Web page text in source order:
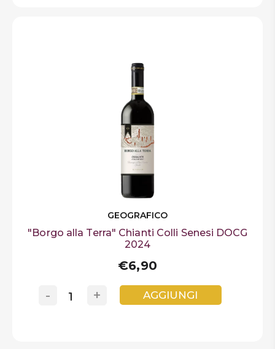
GEOGRAFICO
"Borgo alla Terra" Chianti Colli Senesi DOCG
2024
€6,90
+
- AGGIUNGI